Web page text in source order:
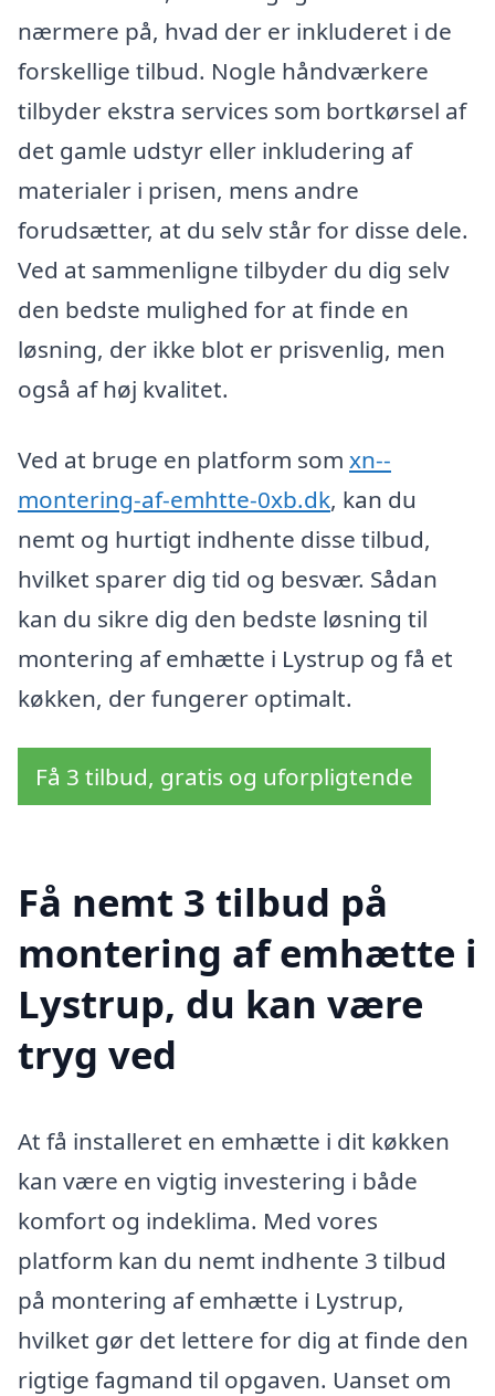
nærmere på, hvad der er inkluderet i de
forskellige tilbud. Nogle håndværkere
tilbyder ekstra services som bortkørsel af
det gamle udstyr eller inkludering af
materialer i prisen, mens andre
forudsætter, at du selv står for disse dele.
Ved at sammenligne tilbyder du dig selv
den bedste mulighed for at finde en
løsning, der ikke blot er prisvenlig, men
også af høj kvalitet.
Ved at bruge en platform som xn--
montering-af-emhtte-0xb.dk, kan du
nemt og hurtigt indhente disse tilbud,
hvilket sparer dig tid og besvær. Sådan
kan du sikre dig den bedste løsning til
montering af emhætte i Lystrup og få et
køkken, der fungerer optimalt.
Få 3 tilbud, gratis og uforpligtende
Få nemt 3 tilbud på
montering af emhætte i
Lystrup, du kan være
tryg ved
At få installeret en emhætte i dit køkken
kan være en vigtig investering i både
komfort og indeklima. Med vores
platform kan du nemt indhente 3 tilbud
på montering af emhætte i Lystrup,
hvilket gør det lettere for dig at finde den
rigtige fagmand til opgaven. Uanset om